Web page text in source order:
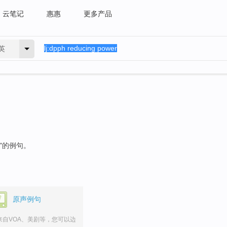
云笔记 惠惠 更多产品
"的例句。
原声例句
自VOA、美剧等，您可以边